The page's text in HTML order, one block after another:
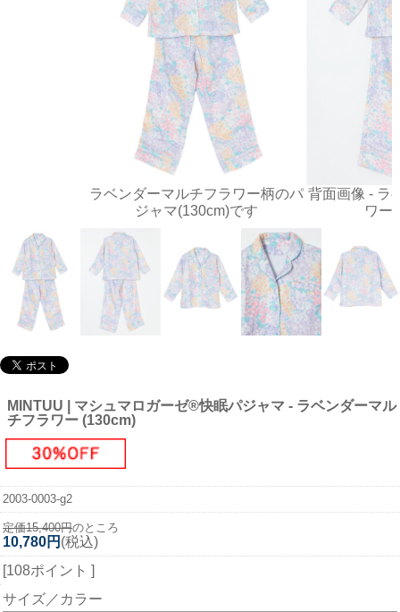
ラベンダーマルチフラワー柄のパ
ジャマ(130cm)です
背面画像 - ラ
ワー
MINTUU | マシュマロガーゼ®️快眠パジャマ - ラベンダーマル
チフラワー (130cm)
2003-0003-g2
定価15,400円のところ
10,780円 (税込)
[108ポイント ]
サイズ／カラー